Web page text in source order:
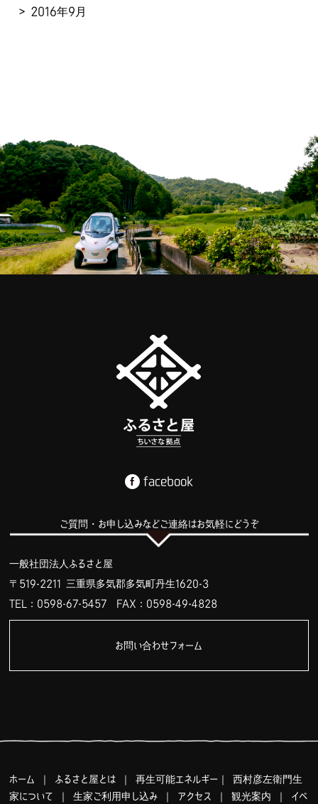
2016年9月
facebook
ご質問・お申し込みなどご連絡はお気軽にどうぞ
一般社団法人ふるさと屋
〒519-2211 三重県多気郡多気町丹生1620-3
TEL：0598-67-5457 FAX：0598-49-4828
お問い合わせフォーム
ホーム ふるさと屋とは ｜再生可能エネルギー ｜西村彦左衛門生
家について
｜生家ご利用申し込み アクセス ｜観光案内 イベ